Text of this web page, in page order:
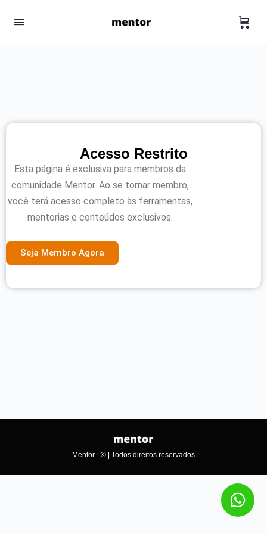
Acesso Restrito
Esta página é exclusiva para membros da
comunidade Mentor. Ao se tornar membro,
você terá acesso completo às ferramentas,
mentorias e conteúdos exclusivos.
Seja Membro Agora
Mentor - © | Todos direitos reservados